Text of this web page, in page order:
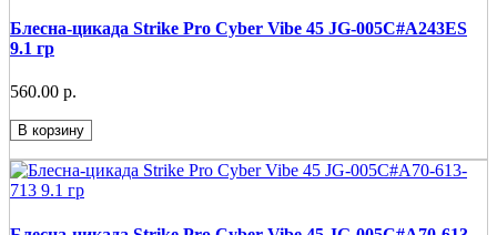
Блесна-цикада Strike Pro Cyber Vibe 45 JG-005C#A243ES
9.1 гр
560.00 р.
В корзину